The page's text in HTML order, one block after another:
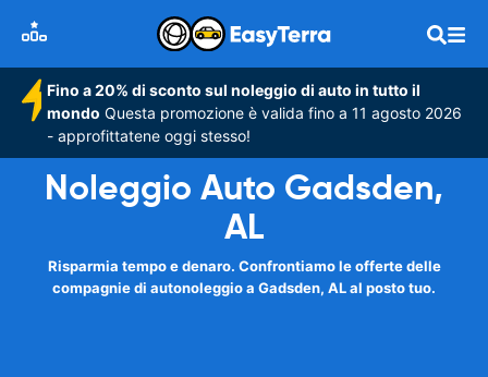
Fino a 20% di sconto sul noleggio di auto in tutto il
mondo Questa promozione è valida fino a 11 agosto 2026
- approfittatene oggi stesso!
Noleggio Auto Gadsden,
AL
Risparmia tempo e denaro. Confrontiamo le offerte delle
compagnie di autonoleggio a Gadsden, AL al posto tuo.